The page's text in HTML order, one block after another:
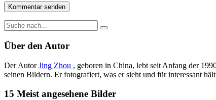
Über den Autor
Der AutorJing Zhou , geboren in China, lebt seit Anfang der
seinen Bildern. Er fotografiert, was er sieht und für interessant
15 Meist angesehene Bilder